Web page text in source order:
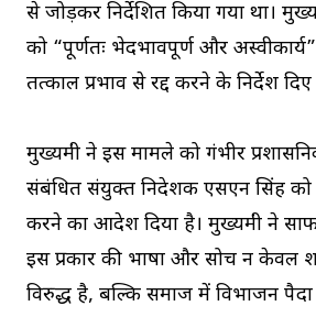
से जोड़कर निर्देशित किया गया था।
को “पूर्णतः भेदभावपूर्ण और
तत्काल प्रभाव से रद्द करने के निर्देश दिए
मुख्यमंत्री ने इस मामले को गंभीर
संबंधित संयुक्त निदेशक एसएन सिंह को
करने का आदेश दिया है। मुख्यमंत्री ने
इस प्रकार की भाषा और सोच न केवल
विरुद्ध है, बल्कि समाज में विभाजन